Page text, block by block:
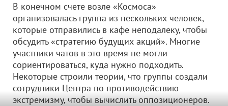
В конечном счете возле «Космоса»
организовалась группа из нескольких человек,
которые отправились в кафе неподалеку, чтобы
обсудить «стратегию будущих акций». Многие
участники чатов в это время не могли
сориентироваться, куда нужно подходить.
Некоторые строили теории, что группы создали
сотрудники Центра по противодействию
экстремизму, чтобы вычислить оппозиционеров.